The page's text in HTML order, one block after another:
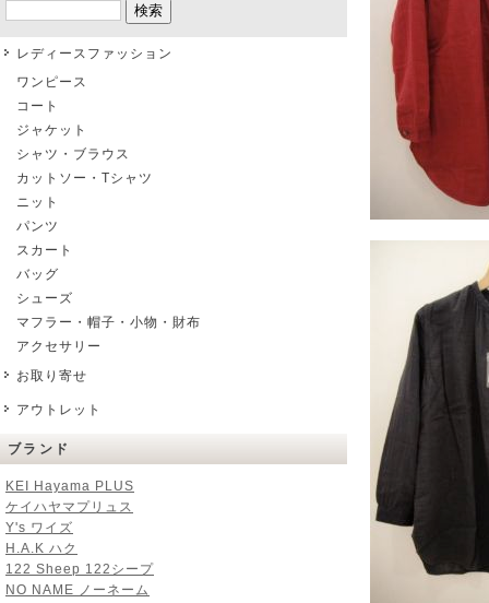
レディースファッション
ワンピース
コート
ジャケット
シャツ・ブラウス
カットソー・Tシャツ
ニット
パンツ
スカート
バッグ
シューズ
マフラー・帽子・小物・財布
アクセサリー
お取り寄せ
アウトレット
ブランド
KEI Hayama PLUS
ケイハヤマプリュス
Y's ワイズ
H.A.K ハク
122 Sheep 122シープ
NO NAME ノーネーム